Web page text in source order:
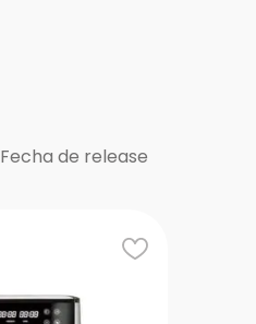
Fecha de release